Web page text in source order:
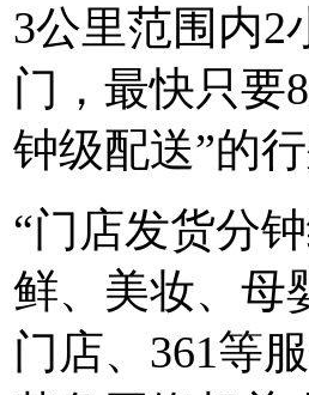
3公里范围内2
门，最快只要
钟级配送”的行
“门店发货分
鲜、美妆、母
门店、361等